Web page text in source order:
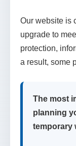
Our website is
upgrade to
protection,
a result, some
The most
planning
temporary